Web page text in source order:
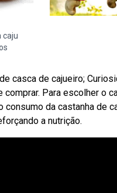
caju
casca de cajueiro;
Para escolher o
da castanha de
a nutrição.